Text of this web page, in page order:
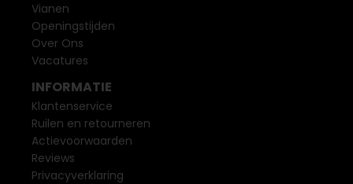
Vianen
Openingstijden
Over Ons
Vacatures
INFORMATIE
Klantenservice
Ruilen en retourneren
Actievoorwaarden
Reviews
Privacyverklaring